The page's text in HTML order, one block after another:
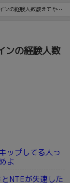
ンの経験人数教えてやる
ンの経験人数
ップしてる人っ
よ
NTEが失速した